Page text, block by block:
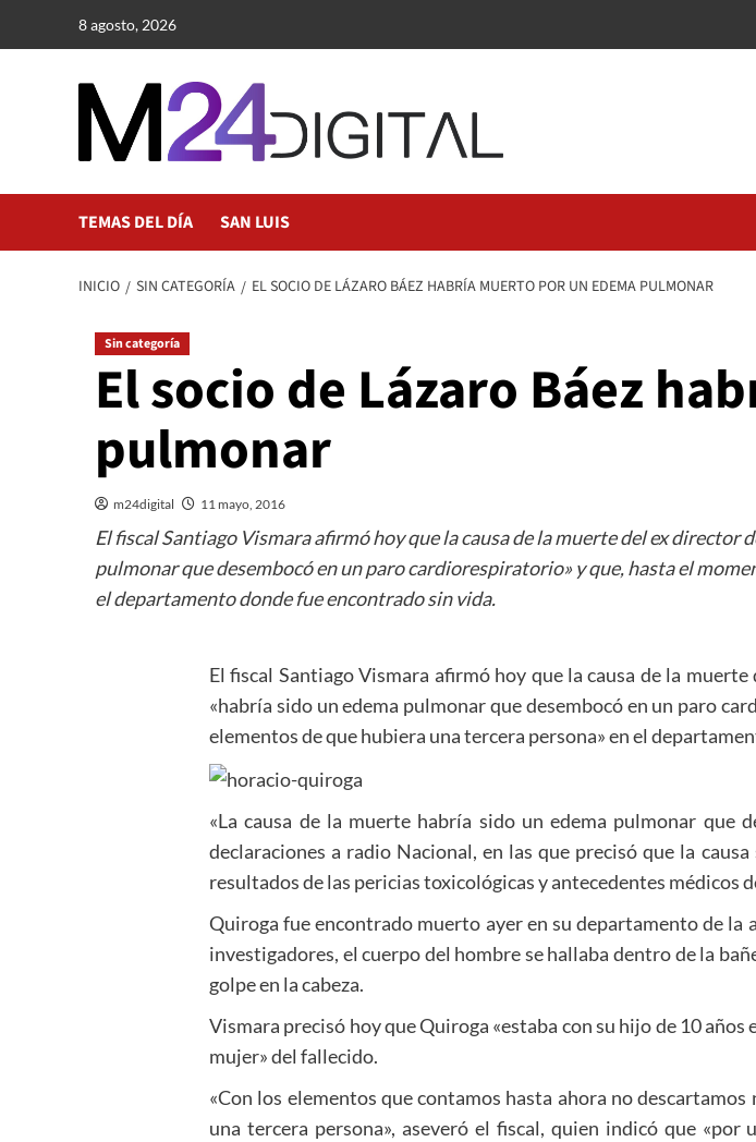
8 agosto, 2026
TEMAS DEL DÍA SAN LUIS
INICIO SIN CATEGORÍA EL SOCIO DE LÁZARO BÁEZ HABRÍA MUERTO POR UN EDEMA PULMONAR
Sin categoría
El socio de Lázaro Báez
pulmonar
m24digital 11 mayo, 2016
El fiscal Santiago Vismara afirmó hoy que la causa de la muerte del ex
pulmonar que desembocó en un paro cardiorespiratorio» y que, hasta el
el departamento donde fue encontrado sin vida.
El fiscal Santiago Vismara afirmó hoy que la causa de la
«habría sido un edema pulmonar que desembocó en un paro
elementos de que hubiera una tercera persona» en el
«La causa de la muerte habría sido un edema pulmonar que
declaraciones a radio Nacional, en las que precisó que la
resultados de las pericias toxicológicas y antecedentes médicos
Quiroga fue encontrado muerto ayer en su departamento de la
investigadores, el cuerpo del hombre se hallaba dentro de la
golpe en la cabeza.
Vismara precisó hoy que Quiroga «estaba con su hijo de 10
mujer» del fallecido.
«Con los elementos que contamos hasta ahora no
una tercera persona», aseveró el fiscal, quien indicó que